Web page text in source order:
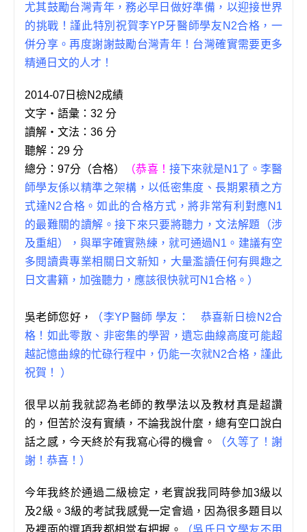
尤其鼓勵台灣青年，務必早日做好準備，以迎接世界
的挑戰！謹此特別祝賀李YP牙醫師學友N2合格，一
併分享。再度謝謝鼓勵台灣青年！台灣確實需要更多
精通日文的人才！
2014-07日檢N2成績
文字‧語彙：32 分
讀解‧文法：36 分
聽解：29 分
總分：97分（合格）
（恭喜！ 接下來就是N1了。李醫
師學友係以精準之架構，以低密集度、長期累積之方
式達N2合格。如此的合格方式，將非常有利對應N1
的最難關的讀解。接下來只要將聽力，文法解題（涉
及重組），與單字確實熟練，就可通過N1。建議有空
多閱讀貴專業相關日文新知，大量濫讀任何有興趣之
日文書籍，加強聽力，應該很快就可N1合格。）
吳老師您好，
（李YP醫師 學友： 恭喜新日檢N2合
格！如此零散、非密集的學習，遺忘曲線高度可能超
越記憶曲線的忙碌行程中，仍能一次就N2合格，謹此
祝賀！ ）
很早以前我就認為老師的教學法以及教材真是超讚
的，但苦於沒有實績，不論我說什麼，總有空口說白
話之感，今天終於有我寫心得的機會。
（久等了！謝
謝！恭喜！）
今年我終於通過二級檢定，老實說我同時參加3級以
及2級。3級的考試我感覺一定會過，因為很多題目以
及裡面的選項我都相當有把握。
（吳氏日文學友不用